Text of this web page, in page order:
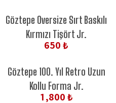
Göztepe Oversize Sırt Baskılı
Kırmızı Tişört Jr.
650 ₺
Göztepe 100. Yıl Retro Uzun
Kollu Forma Jr.
1,800 ₺